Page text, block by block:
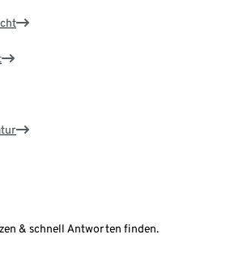
& schnell Antworten finden.